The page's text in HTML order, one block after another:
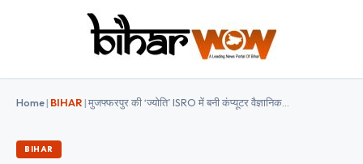
Home| BIHAR|
BIHAR